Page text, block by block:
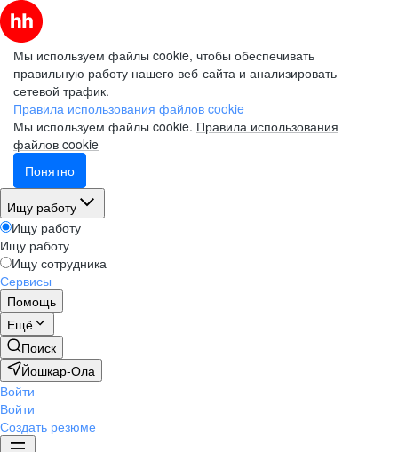
Мы используем файлы cookie, чтобы обеспечивать
правильную работу нашего веб-сайта и анализировать
сетевой трафик.
Правила использования файлов cookie
Мы используем файлы cookie. Правила использования
файлов cookie
Понятно
Ищу работу
Ищу работу
Ищу работу
Ищу сотрудника
Сервисы
Помощь
Ещё
Поиск
Йошкар-Ола
Войти
Войти
Создать резюме